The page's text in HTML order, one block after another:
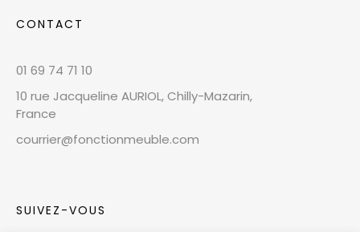
CONTACT
01 69 74 71 10
10 rue Jacqueline AURIOL, Chilly-Mazarin,
France
courrier@fonctionmeuble.com
SUIVEZ-VOUS